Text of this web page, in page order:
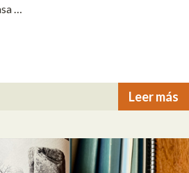
…
Leer más